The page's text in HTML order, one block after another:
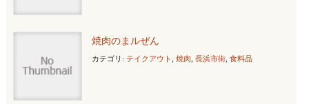
焼肉のまルぜん
カテゴリ: テイクアウト 焼肉 長浜市街, 食料品